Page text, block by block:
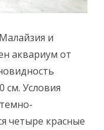
и
аквариум от
см. Условия
четыре красные